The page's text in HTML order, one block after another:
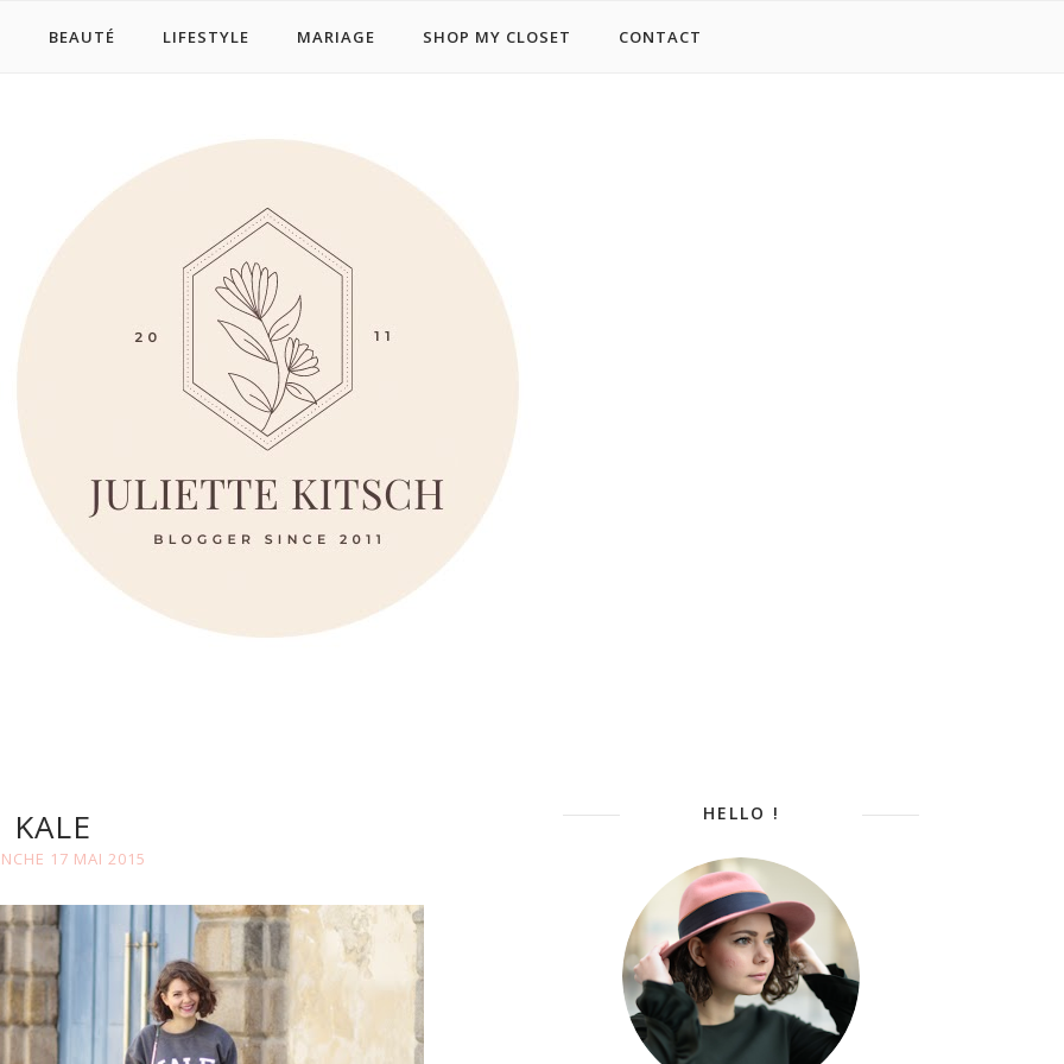
BEAUTÉ LIFESTYLE MARIAGE SHOP MY CLOSET CONTACT
KALE
17 MAI 2015
HELLO !